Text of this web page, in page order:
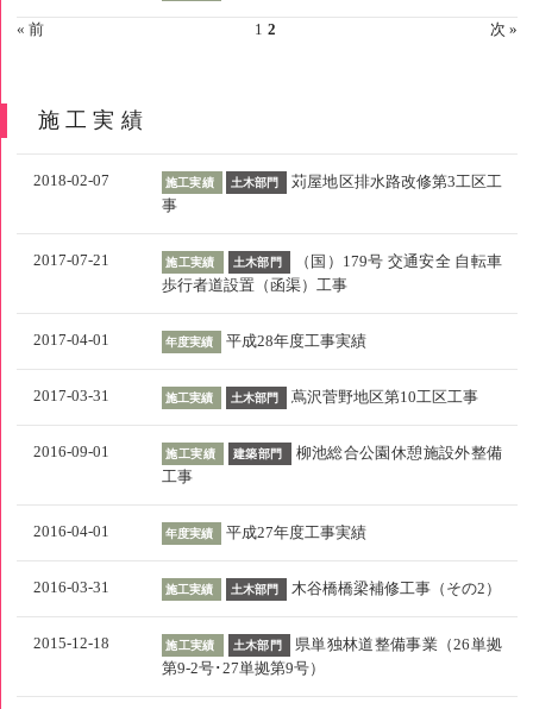
« 前 1 2 次 »
施工実績
2018-02-07 施工実績 土木部門
苅屋地区排水路改修第3工区工
事
2017-07-21 施工実績 土木部門
（国）179号 交通安全 自転車
歩行者道設置（函渠）工事
2017-04-01 年度実績 平成28年度工事実績
2017-03-31 施工実績 土木部門 蔦沢菅野地区第10工区工事
2016-09-01 施工実績 建築部門
柳池総合公園休憩施設外整備
工事
2016-04-01 年度実績 平成27年度工事実績
2016-03-31 施工実績 土木部門 木谷橋橋梁補修工事（その2）
2015-12-18 施工実績 土木部門
県単独林道整備事業（26単拠
第9-2号･27単拠第9号）